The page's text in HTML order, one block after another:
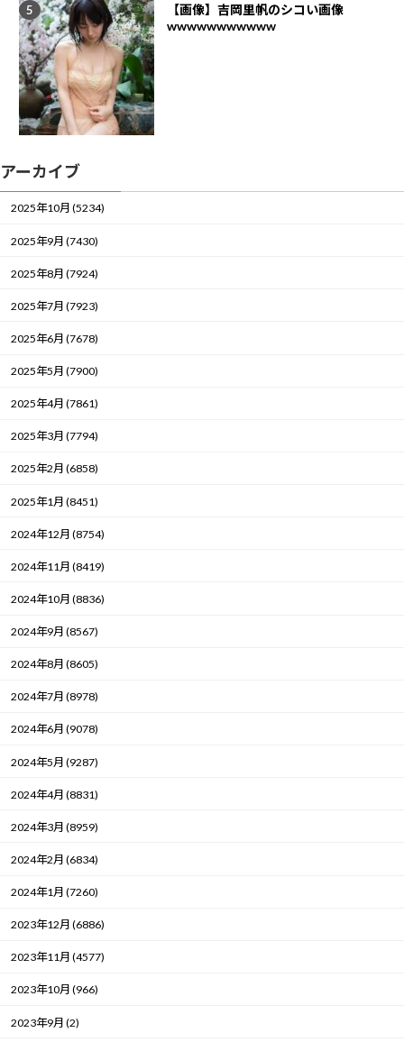
【画像】吉岡里帆のシコい画像
wwwwwwwwwww
アーカイブ
2025年10月 (5234)
2025年9月 (7430)
2025年8月 (7924)
2025年7月 (7923)
2025年6月 (7678)
2025年5月 (7900)
2025年4月 (7861)
2025年3月 (7794)
2025年2月 (6858)
2025年1月 (8451)
2024年12月 (8754)
2024年11月 (8419)
2024年10月 (8836)
2024年9月 (8567)
2024年8月 (8605)
2024年7月 (8978)
2024年6月 (9078)
2024年5月 (9287)
2024年4月 (8831)
2024年3月 (8959)
2024年2月 (6834)
2024年1月 (7260)
2023年12月 (6886)
2023年11月 (4577)
2023年10月 (966)
2023年9月 (2)